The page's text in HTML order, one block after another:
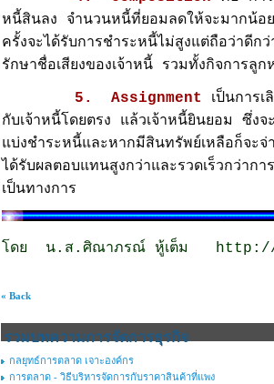
หนี้สินลง จำนวนหนี้ที่ยอมลดให้จะมากน้อ
ครั้งจะได้รับการชำระหนี้ไม่สูงแต่ถือว่าดีก
รักษาชื่อเสียงของเจ้าหนี้ รวมทั้งกิ
5. Assignment เป็นการเ
กับเจ้าหนี้โดยตรง แล้วเจ้าหนี้ยินยอม ซึ่ง
แบ่งชำระหนี้และหากมีสินทรัพย์เหลือก็จะ
ได้รับผลตอบแทนสูงกว่าและรวดเร็วกว่าก
เป็นทางการ
โดย น.ส.ศิณาภรณ์ หู้เต็ม http://
« Back
รวมบทความการจัดการธุรกิจ
กลยุทธ์การตลาด เจาะองค์กร
การตลาด - วิธีบริหารจัดการกับราคาสินค้าที่แพง